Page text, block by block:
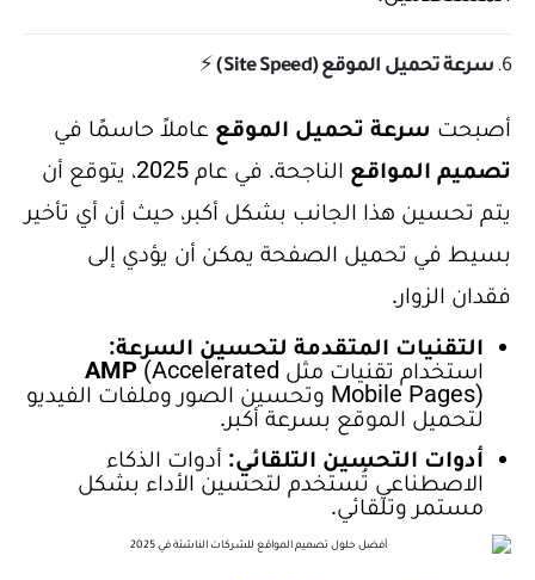
6. سرعة تحميل الموقع (Site Speed) ⚡
أصبحت سرعة تحميل الموقع عاملاً حاسمًا في
تصميم المواقع
الناجحة. في عام 2025، يتوقع أن
يتم تحسين هذا الجانب بشكل أكبر، حيث أن أي تأخير
بسيط في تحميل الصفحة يمكن أن يؤدي إلى
فقدان الزوار.
التقنيات المتقدمة لتحسين السرعة:
استخدام تقنيات مثل
AMP (Accelerated
Mobile Pages) وتحسين الصور وملفات الفيديو
لتحميل الموقع بسرعة أكبر.
أدوات التحسين التلقائي: أدوات الذكاء
الاصطناعي تُستخدم لتحسين الأداء بشكل
مستمر وتلقائي.